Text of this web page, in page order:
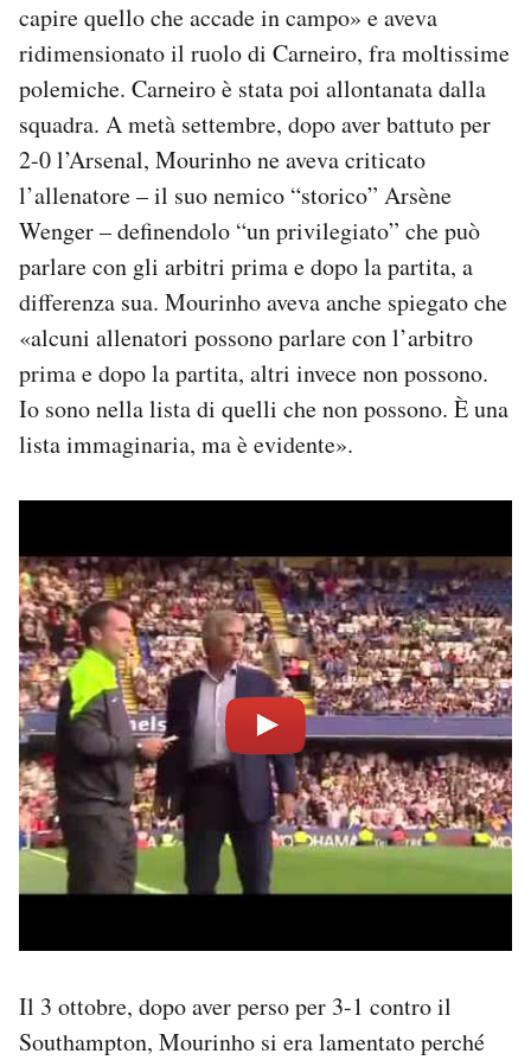
capire quello che accade in campo» e aveva
ridimensionato il ruolo di Carneiro, fra moltissime
polemiche. Carneiro è stata poi allontanata dalla
squadra. A metà settembre, dopo aver battuto per
2-0 l’Arsenal, Mourinho ne aveva criticato
l’allenatore – il suo nemico “storico” Arsène
Wenger – definendolo “un privilegiato” che può
parlare con gli arbitri prima e dopo la partita, a
differenza sua. Mourinho aveva anche spiegato che
«alcuni allenatori possono parlare con l’arbitro
prima e dopo la partita, altri invece non possono.
Io sono nella lista di quelli che non possono. È una
lista immaginaria, ma è evidente».
Il 3 ottobre, dopo aver perso per 3-1 contro il
Southampton, Mourinho si era lamentato perché